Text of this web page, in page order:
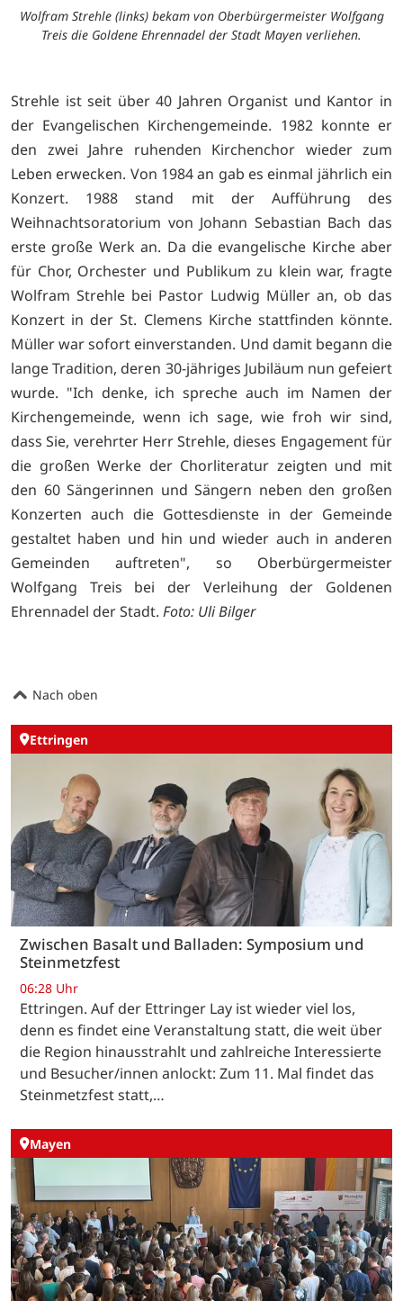
Wolfram Strehle (links) bekam von Oberbürgermeister Wolfgang
Treis die Goldene Ehrennadel der Stadt Mayen verliehen.
Strehle ist seit über 40 Jahren Organist und Kantor in
der Evangelischen Kirchengemeinde. 1982 konnte er
den zwei Jahre ruhenden Kirchenchor wieder zum
Leben erwecken. Von 1984 an gab es einmal jährlich ein
Konzert. 1988 stand mit der Aufführung des
Weihnachtsoratorium von Johann Sebastian Bach das
erste große Werk an. Da die evangelische Kirche aber
für Chor, Orchester und Publikum zu klein war, fragte
Wolfram Strehle bei Pastor Ludwig Müller an, ob das
Konzert in der St. Clemens Kirche stattfinden könnte.
Müller war sofort einverstanden. Und damit begann die
lange Tradition, deren 30-jähriges Jubiläum nun gefeiert
wurde. "Ich denke, ich spreche auch im Namen der
Kirchengemeinde, wenn ich sage, wie froh wir sind,
dass Sie, verehrter Herr Strehle, dieses Engagement für
die großen Werke der Chorliteratur zeigten und mit
den 60 Sängerinnen und Sängern neben den großen
Konzerten auch die Gottesdienste in der Gemeinde
gestaltet haben und hin und wieder auch in anderen
Gemeinden auftreten", so Oberbürgermeister
Wolfgang Treis bei der Verleihung der Goldenen
Ehrennadel der Stadt. Foto: Uli Bilger
Nach oben
Ettringen
Zwischen Basalt und Balladen: Symposium und
Steinmetzfest
06:28 Uhr
Ettringen. Auf der Ettringer Lay ist wieder viel los,
denn es findet eine Veranstaltung statt, die weit über
die Region hinausstrahlt und zahlreiche Interessierte
und Besucher/innen anlockt: Zum 11. Mal findet das
Steinmetzfest statt,…
Mayen